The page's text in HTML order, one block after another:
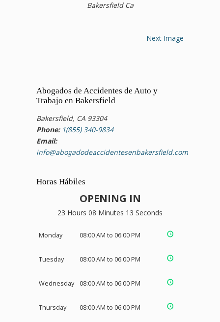
Bakersfield Ca
Next Image
Abogados de Accidentes de Auto y
Trabajo en Bakersfield
Bakersfield, CA 93304
Phone: 1(855) 340-9834
Email:
info@abogadodeaccidentesenbakersfield.com
Horas Hábiles
OPENING IN
23 Hours 08 Minutes 13 Seconds
Monday 08:00 AM to 06:00 PM
Tuesday 08:00 AM to 06:00 PM
Wednesday 08:00 AM to 06:00 PM
Thursday 08:00 AM to 06:00 PM